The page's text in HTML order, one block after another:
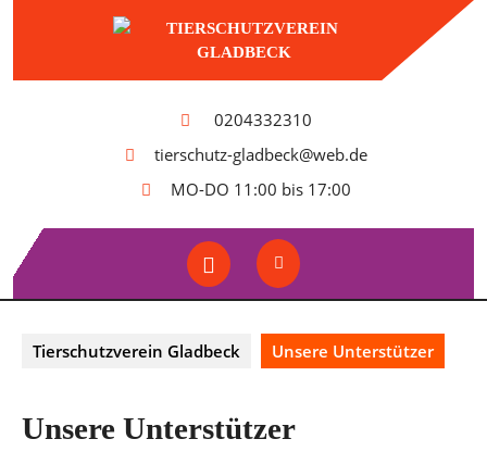
0204332310
tierschutz-gladbeck@web.de
MO-DO 11:00 bis 17:00
Open
Tierschutzverein Gladbeck
Unsere Unterstützer
Unsere Unterstützer